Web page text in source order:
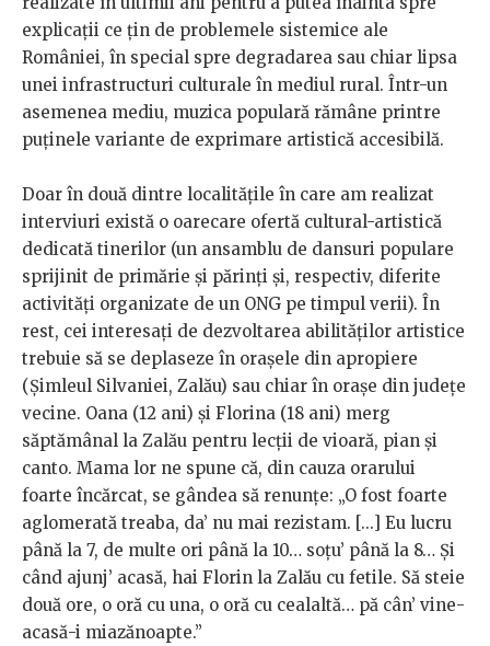
explicații ce țin de problemele sistemice ale
României, în special spre degradarea sau chiar lipsa
unei infrastructuri culturale în mediul rural. Într-un
asemenea mediu, muzica populară rămâne printre
puținele variante de exprimare artistică accesibilă.
Doar în două dintre localitățile în care am realizat
interviuri există o oarecare ofertă cultural-artistică
dedicată tinerilor (un ansamblu de dansuri populare
sprijinit de primărie și părinți și, respectiv, diferite
activități organizate de un ONG pe timpul verii). În
rest, cei interesați de dezvoltarea abilităților artistice
trebuie să se deplaseze în orașele din apropiere
(Șimleul Silvaniei, Zalău) sau chiar în orașe din județe
vecine. Oana (12 ani) și Florina (18 ani) merg
săptămânal la Zalău pentru lecții de vioară, pian și
canto. Mama lor ne spune că, din cauza orarului
foarte încărcat, se gândea să renunțe: „O fost foarte
aglomerată treaba, da’ nu mai rezistam. [...] Eu lucru
până la 7, de multe ori până la 10… soțu’ până la 8… Și
când ajunj’ acasă, hai Florin la Zalău cu fetile. Să steie
două ore, o oră cu una, o oră cu cealaltă… pă cân’ vine-
acasă-i miazănoapte.”